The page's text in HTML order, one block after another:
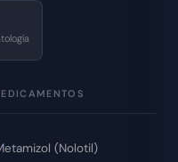
(Nolotil)